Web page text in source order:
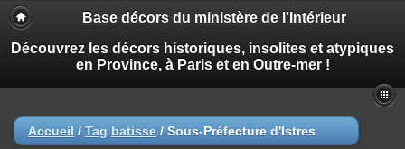
Base décors du ministère de l'Intérieur
Découvrez les décors historiques, insolites et atypiques
en Province, à Paris et en Outre-mer !
Accueil / Tag batisse / Sous-Préfecture d'Istres